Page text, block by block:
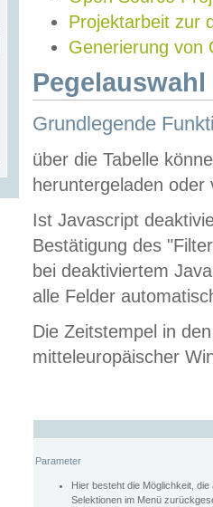
Projektarbeit zur
Generierung von
Grundlegende
über die Tabelle
heruntergeladen oder
Ist Javascript
Bestätigung des
bei deaktiviertem
alle Felder
Die Zeitstempel in
mitteleuropäischer
Parameter
Hier besteht die Möglichkeit,
Selektionen im Menü